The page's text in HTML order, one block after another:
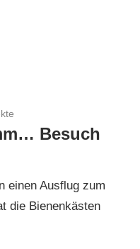
Besuch
einen Ausflug zum
die Bienenkästen